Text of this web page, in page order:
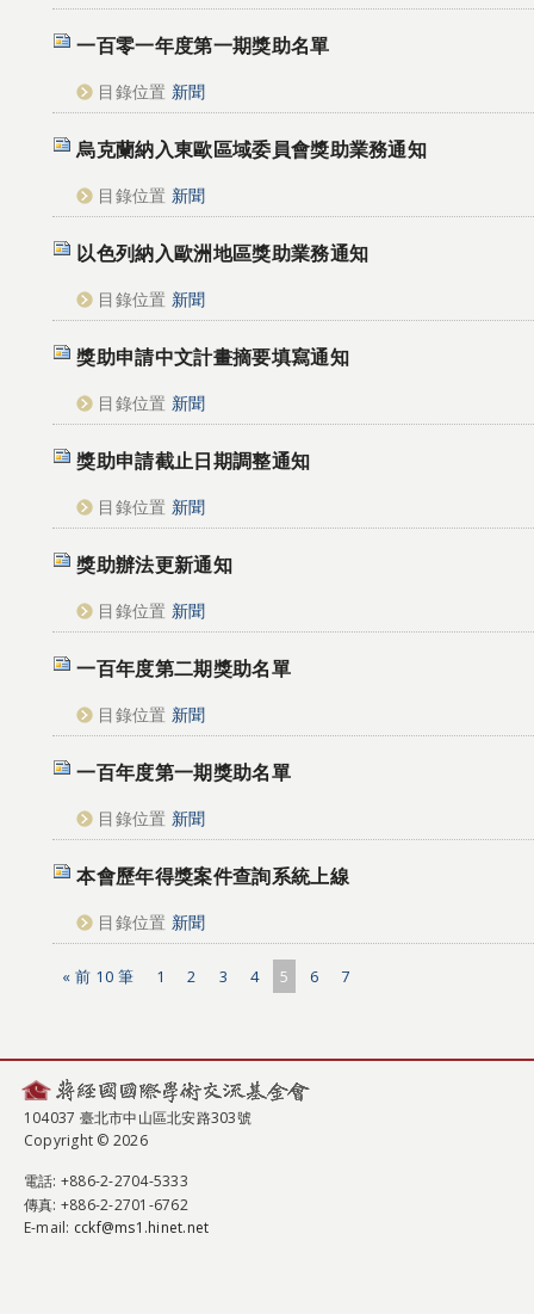
一百零一年度第一期獎助名單
目錄位置 新聞
烏克蘭納入東歐區域委員會獎助業務通知
目錄位置 新聞
以色列納入歐洲地區獎助業務通知
目錄位置 新聞
獎助申請中文計畫摘要填寫通知
目錄位置 新聞
獎助申請截止日期調整通知
目錄位置 新聞
獎助辦法更新通知
目錄位置 新聞
一百年度第二期獎助名單
目錄位置 新聞
一百年度第一期獎助名單
目錄位置 新聞
本會歷年得獎案件查詢系統上線
目錄位置 新聞
« 前 10 筆 1 2 3 4 5 6 7
104037 臺北市中山區北安路303號
Copyright © 2026
電話: +886-2-2704-5333
傳真: +886-2-2701-6762
E-mail: cckf@ms1.hinet.net